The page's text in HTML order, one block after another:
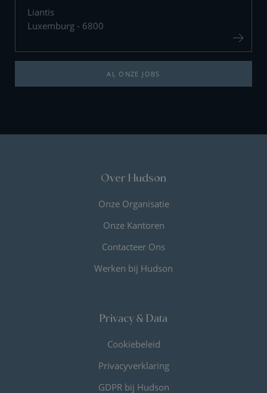
Liantis
Luxemburg - 6800
AL ONZE JOBS
Over Hudson
Onze Organisatie
Onze Kantoren
Contacteer Ons
Werken bij Hudson
Privacy & Data
Cookiebeleid
Privacyverklaring
GDPR bij Hudson